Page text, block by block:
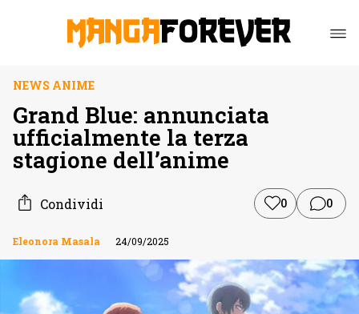
NEWS ANIME
Grand Blue: annunciata
ufficialmente la terza
stagione dell’anime
Condividi 0 0
Eleonora Masala 24/09/2025